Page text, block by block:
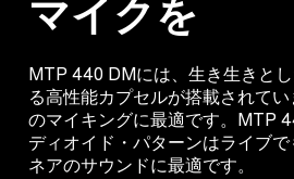
マイクを
MTP 440 DMには、生き生きと
る高性能カプセルが搭載されて
のマイキングに最適です。MTP
ディオイド・パターンはライブ
ネアのサウンドに最適です。